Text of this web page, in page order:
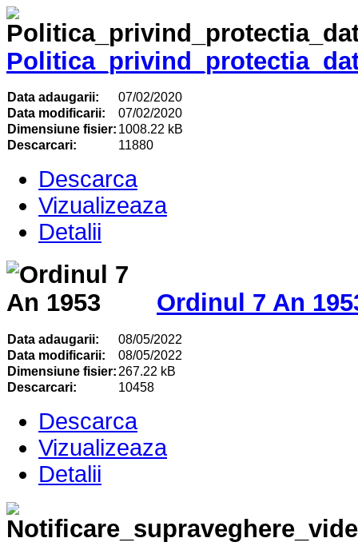
Data adaugarii:
07/02/2020
Data modificarii:
07/02/2020
Dimensiune fisier: 1008.22 kB
Descarcari:
11880
Descarca
Vizualizeaza
Detalii
Ordinul 7 An
Data adaugarii:
08/05/2022
Data modificarii:
08/05/2022
Dimensiune fisier: 267.22 kB
Descarcari:
10458
Descarca
Vizualizeaza
Detalii